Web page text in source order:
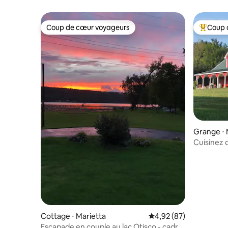
Coup de cœur voyageurs
Coup de cœur voyageurs
Cottage ⋅ Marietta Évaluation moyenne
4,92 (87)
Coups
Coup
Grange ⋅
Cuisinez